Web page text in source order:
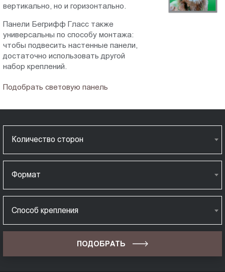
вертикально, но и горизонтально.
Панели Бегрифф Гласс также
универсальны по способу монтажа:
чтобы подвесить настенные панели,
достаточно использовать другой
набор креплений.
Подобрать световую панель
Количество сторон
Формат
Способ крепления
ПОДОБРАТЬ